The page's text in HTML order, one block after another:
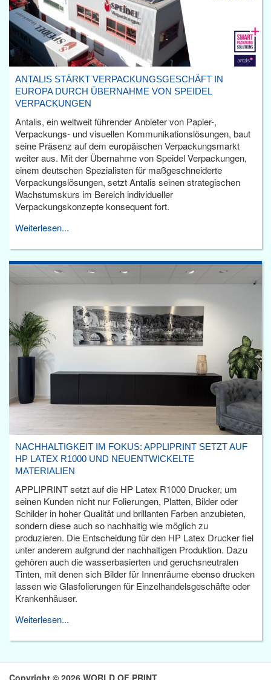
ANTALIS STÄRKT VERPACKUNGSGESCHÄFT IN
EUROPA DURCH ÜBERNAHME VON SPEIDEL
VERPACKUNGEN
Antalis, ein weltweit führender Anbieter von Papier-,
Verpackungs- und visuellen Kommunikationslösungen, baut
seine Präsenz auf dem europäischen Verpackungsmarkt
weiter aus. Mit der Übernahme von Speidel Verpackungen,
einem deutschen Spezialisten für maßgeschneiderte
Verpackungslösungen, setzt Antalis seinen strategischen
Wachstumskurs im Bereich individueller
Verpackungskonzepte konsequent fort.
Weiterlesen...
NACHHALTIGKEIT IM FOKUS: APPLIPRINT SETZT AUF
HP LATEX R1000 UND NEUENTWICKELTE
MATERIALIEN
APPLIPRINT setzt auf die HP Latex R1000 Drucker, um
seinen Kunden nicht nur Folierungen, Platten, Bilder oder
Schilder in hoher Qualität und brillanten Farben anzubieten,
sondern diese auch so nachhaltig wie möglich zu
produzieren. Die Entscheidung für den HP Latex Drucker fiel
unter anderem aufgrund der nachhaltigen Produktion. Dazu
gehören auch die wasserbasierten und geruchsneutralen
Tinten, mit denen sich Bilder für Innenräume ebenso drucken
lassen wie Glasfolierungen für Einzelhandelsgeschäfte oder
Krankenhäuser.
Weiterlesen...